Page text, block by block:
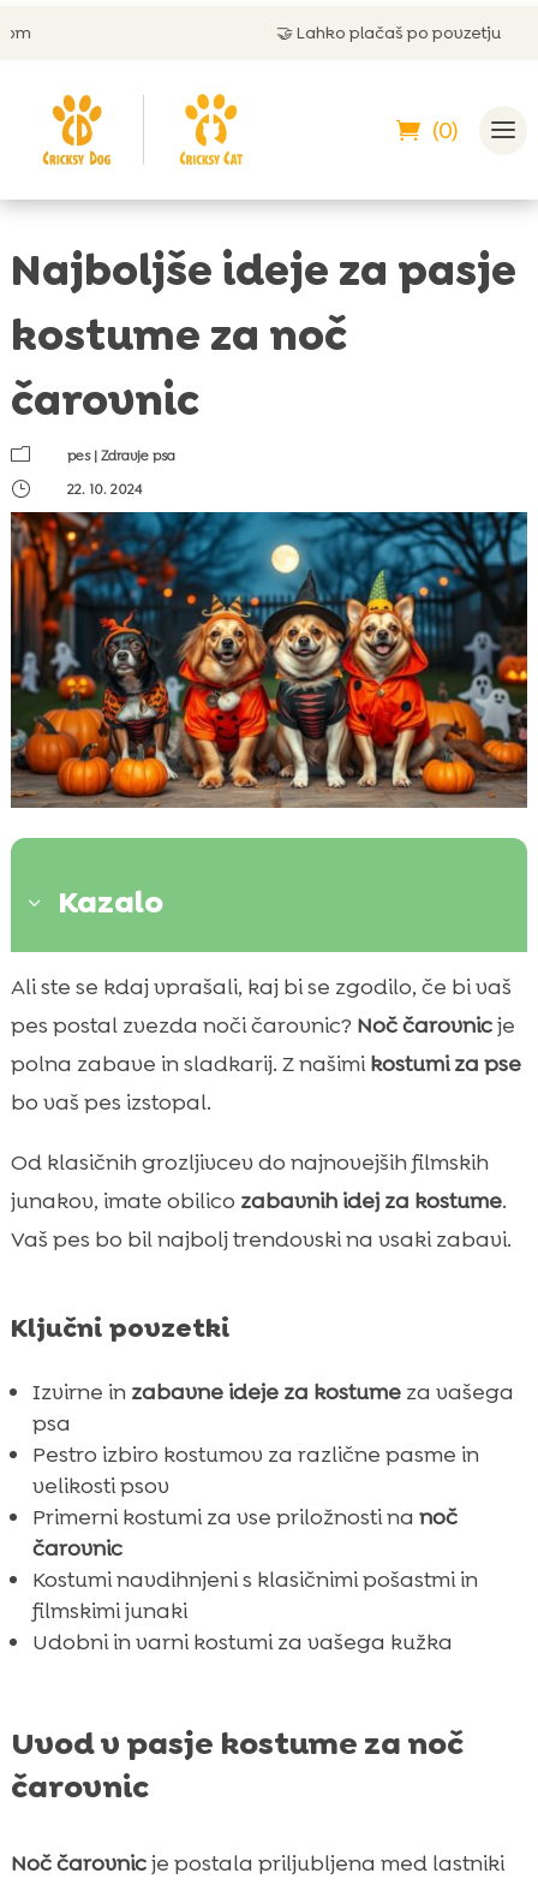
Lahko plačaš po povzetju
(0)
Najboljše ideje za pasje
kostume za noč
čarovnic
m pes|Zdravje psa
}
22. 10. 2024
3 Kazalo
 Uvod v pasje kostume za noč čarovnic
 Klasične ideje za kostume
 Izvirne ideje za pasje kostume
 DIY pasji kostumi
 Najboljši kostumi za male pse
 Najboljši kostumi za velike pse
 Unikatni kostumi za pse
Nasveti za udobje in varnost
 Priljubljene trgovine za nakup pasjih
kostumov
 Pasje kostumi z uporabo okolju prijaznih
materialov
Zaključek
CricksyDog – popolna izbira pasje hrane za
zdravje in vitalnost
 FAQ
Ali ste se kdaj vprašali, kaj bi se zgodilo, če bi vaš
pes postal zvezda noči čarovnic? Noč čarovnicje
polna zabave in sladkarij. Z našimikostumi za pse
bo vaš pes izstopal.
Od klasičnih grozljivcev do najnovejših filmskih
junakov, imate obilico zabavnih idej za kostume.
Vaš pes bo bil najbolj trendovski na vsaki zabavi.
Ključni povzetki
Izvirne in zabavne ideje za kostumeza vašega
psa
Pestro izbiro kostumov za različne pasme in
velikosti psov
Primerni kostumi za vse priložnosti na noč
čarovnic
Kostumi navdihnjeni s klasičnimi pošastmi in
filmskimi junaki
Udobni in varni kostumi za vašega kužka
Uvod v pasje kostume za noč
čarovnic
Noč čarovnicje postala priljubljena med lastniki